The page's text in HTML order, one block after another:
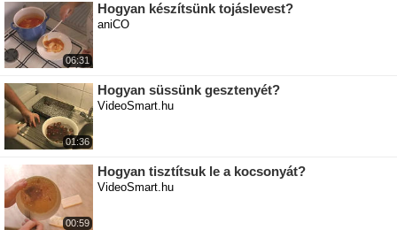
06:31
Hogyan készítsünk tojáslevest?
aniCO
01:36
Hogyan süssünk gesztenyét?
VideoSmart.hu
00:59
Hogyan tisztítsuk le a kocsonyát?
VideoSmart.hu